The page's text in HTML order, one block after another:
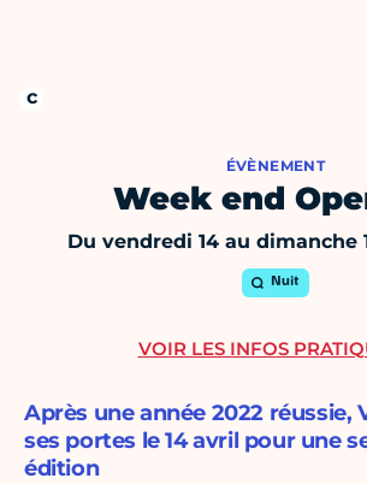
ÉVÈNEMENT
Week end
Du vendredi 14 au dimanche
Nuit
Après une année 2022 réussie,
ses portes le 14 avril pour une
édition
VOIR LES INFOS